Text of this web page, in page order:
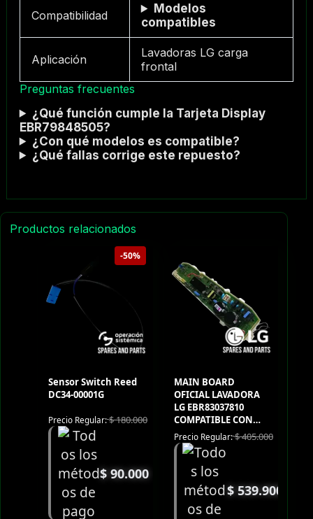
Compatibilidad
Modelos
compatibles
Aplicación
Lavadoras LG carga
frontal
Preguntas frecuentes
¿Qué función cumple la Tarjeta Display
EBR79848505?
¿Con qué modelos es compatible?
¿Qué fallas corrige este repuesto?
Productos relacionados
-50%
Sensor Switch Reed
DC34-00001G
Precio Regular:$180.000
$90.000
MAIN BOARD
OFICIAL LAVADORA
LG EBR83037810
COMPATIBLE CON
WT17DSB
Precio Regular:$405.000
$539.900